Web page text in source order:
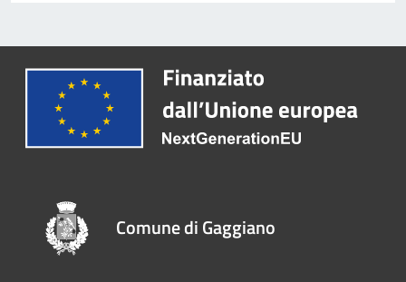
Comune di Gaggiano